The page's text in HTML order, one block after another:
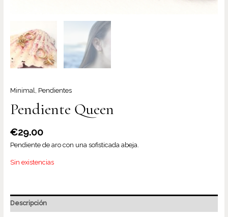
Minimal, Pendientes
Pendiente Queen
€29.00
Pendiente de aro con una sofisticada abeja.
Sin existencias
Descripción